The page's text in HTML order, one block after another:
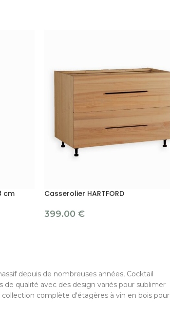
cm Casserolier HARTFORD
399.00 €
depuis de nombreuses années, Cocktail
de qualité avec des design variés pour sublimer
complète d'étagères à vin en bois pour